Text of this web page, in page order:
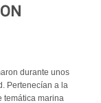
durante unos
Pertenecían a la
temática marina